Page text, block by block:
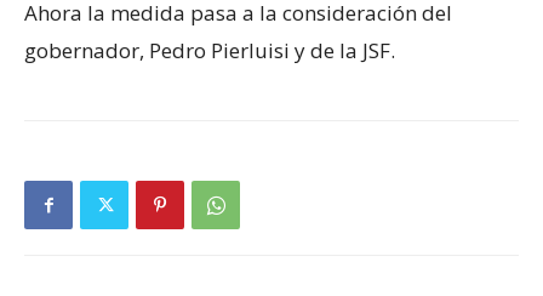
Ahora la medida pasa a la consideración del
gobernador, Pedro Pierluisi y de la JSF.